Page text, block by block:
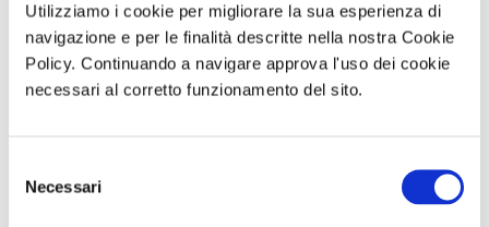
Utilizziamo i cookie per migliorare la sua esperienza di
navigazione e per le finalità descritte nella nostra Cookie
Policy. Continuando a navigare approva l'uso dei cookie
necessari al corretto funzionamento del sito.
delNecessari
La collezione diPompei del MANNè stata acquisita nel
corso dei secoli, grazie agli scavi archeologici che sono
stati condotti nella città.
è un'occasione